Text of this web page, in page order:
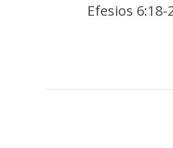
Efesios 6:18-